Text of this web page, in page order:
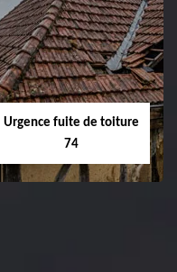
Urgence fuite de toiture
74